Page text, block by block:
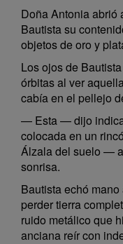
Doña Antonia abrió
Bautista su
objetos de oro y
Los ojos de
órbitas al ver
cabía en el pellejo
— Esta — dijo
colocada en un
Álzala del suelo —
sonrisa.
Bautista echó
perder tierra
ruido metálico que
anciana reír con